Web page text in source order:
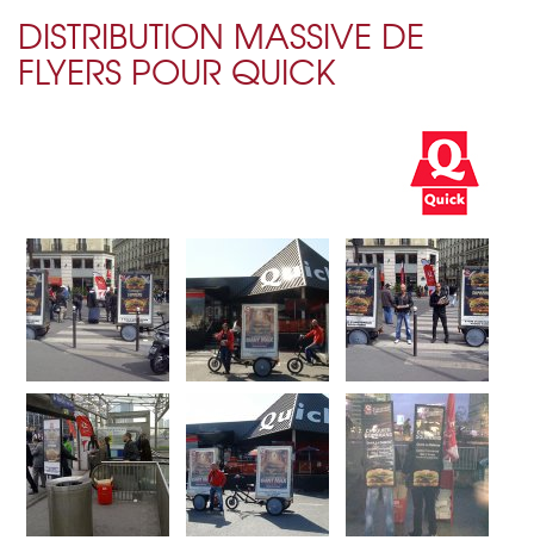
DISTRIBUTION MASSIVE DE
FLYERS POUR QUICK